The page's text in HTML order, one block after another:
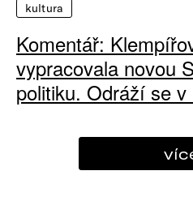
kultura
Komentář:
vypracovala novou
politiku. Odráží se